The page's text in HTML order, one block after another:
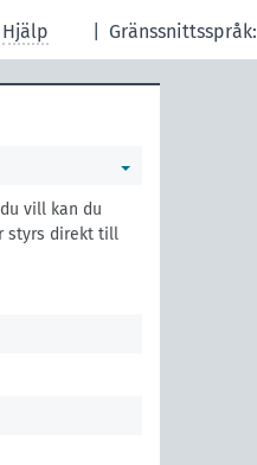
Gränssnittsspråk:
Hjälp
vill kan du
styrs direkt till